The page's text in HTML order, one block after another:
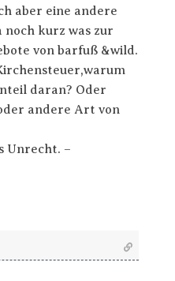
aber eine andere
noch kurz was zur
von barfuß &wild.
daran? Oder
andere Art von
Unrecht. –